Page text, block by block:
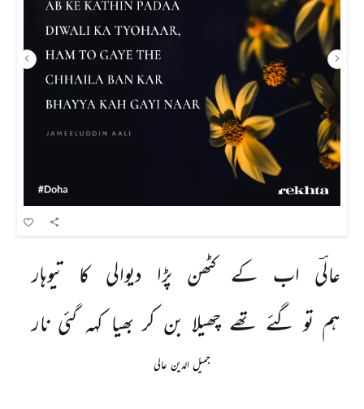
عالؔی اب کے کٹھن پڑا دیوالی کا تیوہار
ہم تو گئے تھے چھیلا بن کر بھیا کہہ گئی نار
جمیل الدین عالی